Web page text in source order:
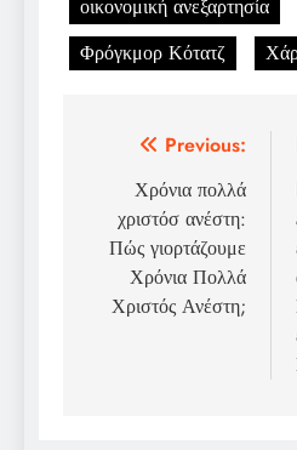
οικονομική ανεξαρτησία
Φρόγκμορ Κότατζ
Post
navigation
Previous:
Χρόνια πολλά
χριστόσ ανέστη:
Πώς γιορτάζουμε
Χρόνια Πολλά
Χριστός Ανέστη;